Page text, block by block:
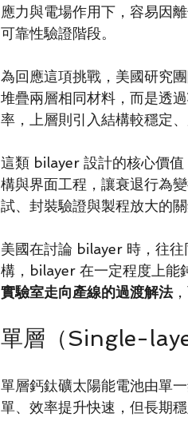
應力與電場作用下，容易因
可靠性驗證階段。
為回應這項挑戰，美國研究
堆疊兩層相同材料，而是透過
率，上層則引入結構較穩定
這類 bilayer 設計的核心價
構與界面工程，讓衰退行為
試、封裝驗證與製程放大的關
美國在討論 bilayer 時，往
構，bilayer 在一定程度上能
實驗室走向產線的過渡解法
單層（Single-
單層鈣鈦礦太陽能電池由單
單、效率提升快速，但長期